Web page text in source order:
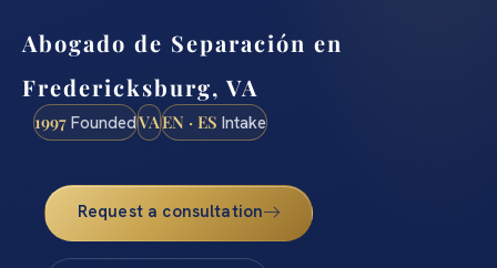
Abogado de Separación en
Fredericksburg, VA
1997 FoundedVAEN · ES Intake
Request a consultation